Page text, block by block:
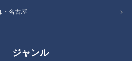
・名古屋
ジャンル
群の『ヘルシー新感覚鍋』をガンバ
。